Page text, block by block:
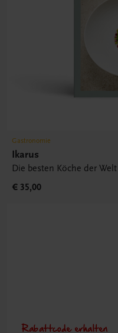
Gastronomie
Ikarus
Die besten Köche der
€ 35,00
Rabattcode erhalten